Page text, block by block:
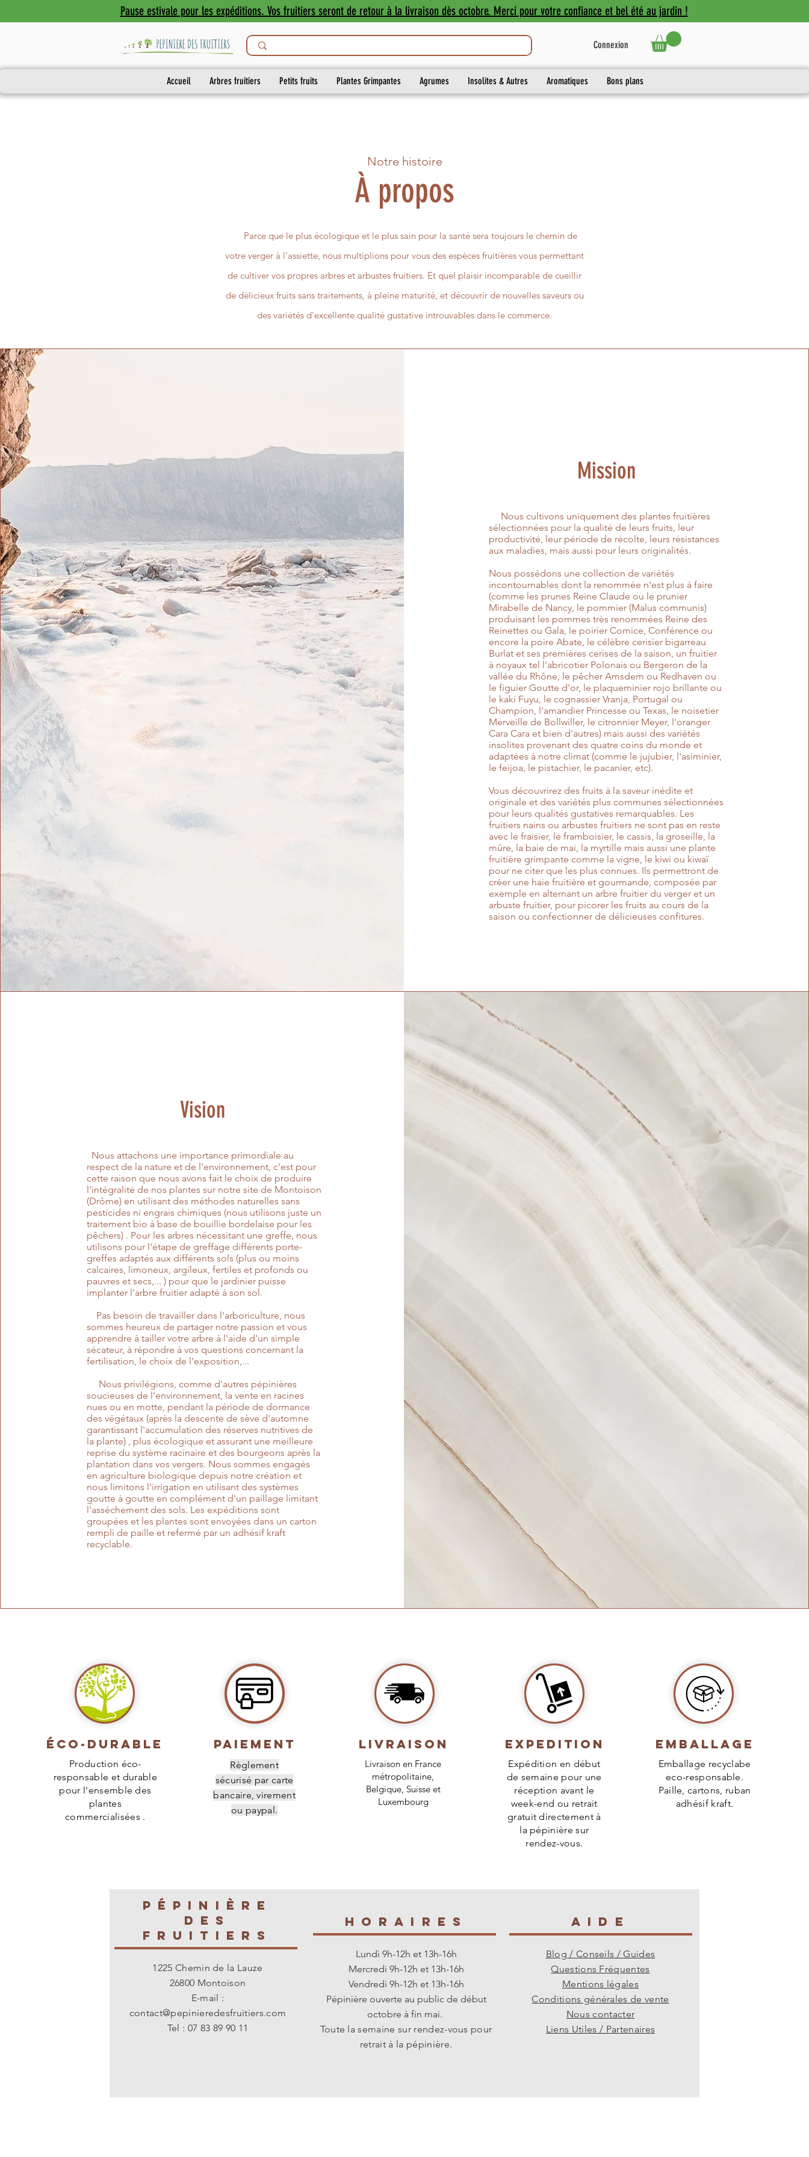
Pause estivale pour les expéditions. Vos fruitiers seront de retour à la livraison dès octobre. Merci pour votre confiance et bel été au jardin !
Connexion
Accueil Arbres fruitiers Petits fruits Plantes Grimpantes Agrumes Insolites & Autres Aromatiques Bons plans
Notre histoire
À propos
Parce que le plus écologique et le plus sain pour la santé sera toujours le chemin de
votre verger à l'assiette, nous multiplions pour vous des espèces fruitières vous permettant
de cultiver vos propres arbres et arbustes fruitiers. Et quel plaisir incomparable de cueillir
de délicieux fruits sans traitements, à pleine maturité, et découvrir de nouvelles saveurs ou
des variétés d'excellente qualité gustative introuvables dans le commerce.
Mission
Nous cultivons uniquement des plantes fruitières
sélectionnées pour la qualité de leurs fruits, leur
productivité, leur période de récolte, leurs résistances
aux maladies, mais aussi pour leurs originalités.
Nous possédons une collection de variétés
incontournables dont la renommée n'est plus à faire
(comme les prunes Reine Claude ou le prunier
Mirabelle de Nancy, le pommier (Malus communis)
produisant les pommes très renommées Reine des
Reinettes ou Gala, le poirier Comice, Conférence ou
encore la poire Abate, le célèbre cerisier bigarreau
Burlat et ses premières cerises de la saison, un fruitier
à noyaux tel l'abricotier Polonais ou Bergeron de la
vallée du Rhône, le pêcher Amsdem ou Redhaven ou
le figuier Goutte d'or, le plaqueminier rojo brillante ou
le kaki Fuyu, le cognassier Vranja, Portugal ou
Champion, l'amandier Princesse ou Texas, le noisetier
Merveille de Bollwiller, le citronnier Meyer, l'oranger
Cara Cara et bien d'autres) mais aussi des variétés
insolites provenant des quatre coins du monde et
adaptées à notre climat (comme le jujubier, l'asiminier,
le feijoa, le pistachier, le pacanier, etc).
Vous découvrirez des fruits à la saveur inédite et
originale et des variétés plus communes sélectionnées
pour leurs qualités gustatives remarquables. Les
fruitiers nains ou arbustes fruitiers ne sont pas en reste
avec le fraisier, le framboisier, le cassis, la groseille, la
mûre, la baie de mai, la myrtille mais aussi une plante
fruitière grimpante comme la vigne, le kiwi ou kiwaï
pour ne citer que les plus connues. Ils permettront de
créer une haie fruitière et gourmande, composée par
exemple en alternant un arbre fruitier du verger et un
arbuste fruitier, pour picorer les fruits au cours de la
saison ou confectionner de délicieuses confitures.
Vision
Nous attachons une importance primordiale au
respect de la nature et de l'environnement, c'est pour
cette raison que nous avons fait le choix de produire
l'intégralité de nos plantes sur notre site de Montoison
(Drôme) en utilisant des méthodes naturelles sans
pesticides ni engrais chimiques (nous utilisons juste un
traitement bio à base de bouillie bordelaise pour les
pêchers) . Pour les arbres nécessitant une greffe, nous
utilisons pour l'étape de greffage différents porte-
greffes adaptés aux différents sols (plus ou moins
calcaires, limoneux, argileux, fertiles et profonds ou
pauvres et secs,... ) pour que le jardinier puisse
implanter l'arbre fruitier adapté à son sol.
Pas besoin de travailler dans l'arboriculture, nous
sommes heureux de partager notre passion et vous
apprendre à tailler votre arbre à l'aide d'un simple
sécateur, à répondre à vos questions concernant la
fertilisation, le choix de l'exposition,...
Nous privilégions, comme d'autres pépinières
soucieuses de l'environnement, la vente en racines
nues ou en motte, pendant la période de dormance
des végétaux (après la descente de sève d'automne
garantissant l'accumulation des réserves nutritives de
la plante) , plus écologique et assurant une meilleure
reprise du système racinaire et des bourgeons après la
plantation dans vos vergers. Nous sommes engagés
en agriculture biologique depuis notre création et
nous limitons l'irrigation en utilisant des systèmes
goutte à goutte en complément d'un paillage limitant
l'asséchement des sols. Les expéditions sont
groupées et les plantes sont envoyées dans un carton
rempli de paille et refermé par un adhésif kraft
recyclable.
Éco-durable
Production éco-
responsable et durable
pour l'ensemble des
plantes
commercialisées .
PAIEMENT
Règlement
sécurisé par carte
bancaire, virement
ou paypal.
livraison
Livraison en France
métropolitaine,
Belgique, Suisse et
Luxembourg
Expedition
Expédition en début
de semaine pour une
réception avant le
week-end ou retrait
gratuit directement à
la pépinière sur
rendez-vous.
Emballage
Emballage recyclabe
eco-responsable.
Paille, cartons, ruban
adhésif kraft.
PÉPINIÈRE
des
fruitiers
1225 Chemin de la Lauze
26800 Montoison
E-mail :
contact@pepinieredesfruitiers.com
Tel : 07 83 89 90 11
HORAIREs
Lundi 9h-12h et 13h-16h
Mercredi 9h-12h et 13h-16h
Vendredi 9h-12h et 13h-16h
Pépinière ouverte au public de début
octobre à fin mai.
Toute la semaine sur rendez-vous pour
retrait à la pépinière.
AIDE
Blog / Conseils / Guides
Questions Fréquentes
Mentions légales
Conditions générales de vente
Nous contacter
Liens Utiles / Partenaires